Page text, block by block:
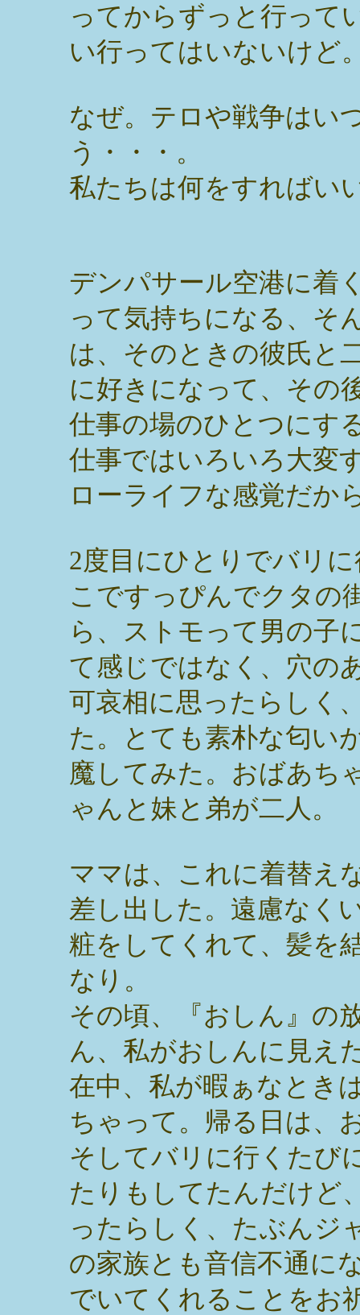
ってからずっと行って
い行ってはいないけど
なぜ。テロや戦争はい
う・・・。
私たちは何をすればい
デンパサール空港に着
って気持ちになる、そ
は、そのときの彼氏と
に好きになって、その
仕事の場のひとつにす
仕事ではいろいろ大変
ローライフな感覚だか
2度目にひとりでバリ
こですっぴんでクタの
ら、ストモって男の子
て感じではなく、穴の
可哀相に思ったらしく
た。とても素朴な匂い
魔してみた。おばあち
ゃんと妹と弟が二人。
ママは、これに着替え
差し出した。遠慮なく
粧をしてくれて、髪を
なり。
その頃、『おしん』の
ん、私がおしんに見え
在中、私が暇ぁなとき
ちゃって。帰る日は、
そしてバリに行くたび
たりもしてたんだけど
ったらしく、たぶんジ
の家族とも音信不通に
でいてくれることをお